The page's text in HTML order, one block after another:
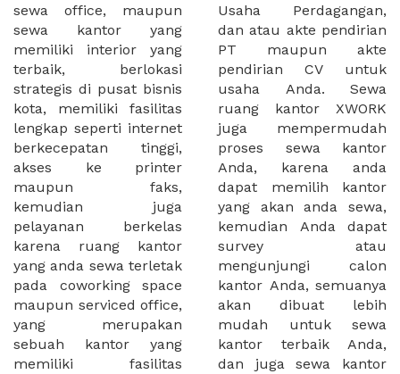
sewa office, maupun
sewa kantor yang
memiliki interior yang
terbaik, berlokasi
strategis di pusat bisnis
kota, memiliki fasilitas
lengkap seperti internet
berkecepatan tinggi,
akses ke printer
maupun faks,
kemudian juga
pelayanan berkelas
karena ruang kantor
yang anda sewa terletak
pada coworking space
maupun serviced office,
yang merupakan
sebuah kantor yang
memiliki fasilitas
Usaha Perdagangan,
dan atau akte pendirian
PT maupun akte
pendirian CV untuk
usaha Anda. Sewa
ruang kantor XWORK
juga mempermudah
proses sewa kantor
Anda, karena anda
dapat memilih kantor
yang akan anda sewa,
kemudian Anda dapat
survey atau
mengunjungi calon
kantor Anda, semuanya
akan dibuat lebih
mudah untuk sewa
kantor terbaik Anda,
dan juga sewa kantor